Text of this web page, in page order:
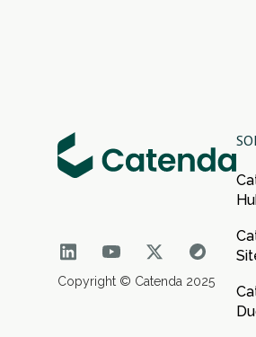
Copyright © Catenda 2025